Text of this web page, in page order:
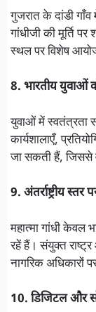
गुजरात के दांडी
गांधीजी की मूर्ति
स्थल पर विशेष
8. भारतीय युवाओं
युवाओं में स्वतंत्रता
कार्यशालाएँ,
जा सकती हैं, जिससे
9. अंतर्राष्ट्रीय स्तर
महात्मा गांधी केवल
रहें हैं। संयुक्त राष्ट्र
नागरिक अधिकारों
10. डिजिटल और